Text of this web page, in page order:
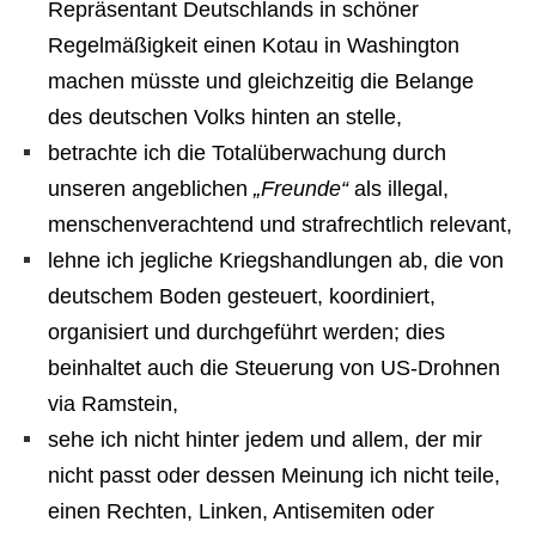
Repräsentant Deutschlands in schöner
Regelmäßigkeit einen Kotau in Washington
machen müsste und gleichzeitig die Belange
des deutschen Volks hinten an stelle,
betrachte ich die Totalüberwachung durch
unseren angeblichen „Freunde“als illegal,
menschenverachtend und strafrechtlich relevant,
lehne ich jegliche Kriegshandlungen ab, die von
deutschem Boden gesteuert, koordiniert,
organisiert und durchgeführt werden; dies
beinhaltet auch die Steuerung von US-Drohnen
via Ramstein,
sehe ich nicht hinter jedem und allem, der mir
nicht passt oder dessen Meinung ich nicht teile,
einen Rechten, Linken, Antisemiten oder